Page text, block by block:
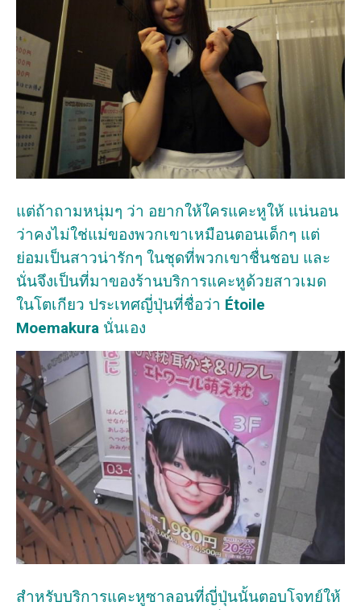
แต่ถ้าถามหนุ่มๆ ว่า อยากให้ใครแคะหูให้ แน่นอน
ว่าคงไม่ใช่แม่ของพวกเขาเหมือนตอนเด็กๆ แต่
ย่อมเป็นสาวน่ารักๆ ในชุดที่พวกเขาชื่นชอบ และ
นั่นจึงเป็นที่มาของร้านบริการแคะหูด้วยสาวเมด
ในโตเกียว ประเทศญี่ปุ่นที่ชื่อว่า Étoile
Moemakura นั่นเอง
สำหรับบริการแคะหูซาลอนที่ญี่ปุ่นนั้นตอบโจทย์ให้